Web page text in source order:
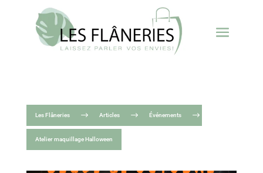
Les Flâneries $ Articles $ Événements $
Atelier maquillage Halloween